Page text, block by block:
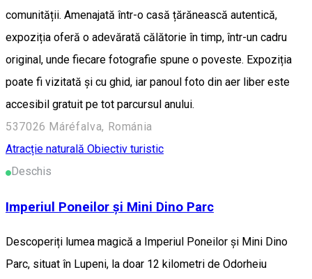
comunității. Amenajată într-o casă țărănească autentică,
expoziția oferă o adevărată călătorie în timp, într-un cadru
original, unde fiecare fotografie spune o poveste. Expoziția
poate fi vizitată și cu ghid, iar panoul foto din aer liber este
accesibil gratuit pe tot parcursul anului.
537026 Máréfalva, Románia
Atracție naturală Obiectiv turistic
Deschis
Imperiul Poneilor și Mini Dino Parc
Descoperiți lumea magică a Imperiul Poneilor și Mini Dino
Parc, situat în Lupeni, la doar 12 kilometri de Odorheiu